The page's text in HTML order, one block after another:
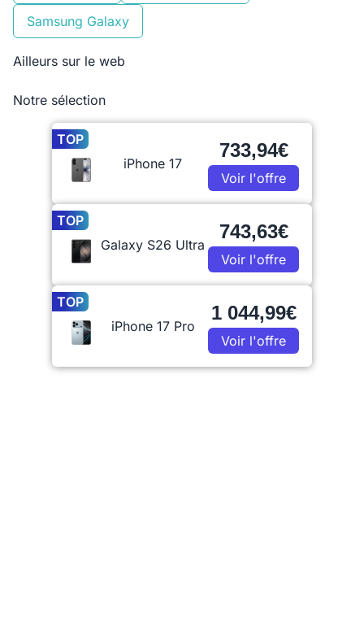
Samsung Galaxy
Ailleurs sur le web
Notre sélection
TOP
iPhone 17
733,94€
Voir l'offre
TOP
Galaxy S26 Ultra
743,63€
Voir l'offre
TOP
iPhone 17 Pro
1 044,99€
Voir l'offre